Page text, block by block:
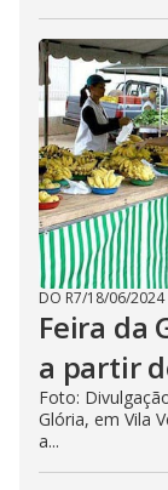
DO R7/18/06/2024
Feira da
a partir
Foto:
Glória, em Vila
a...